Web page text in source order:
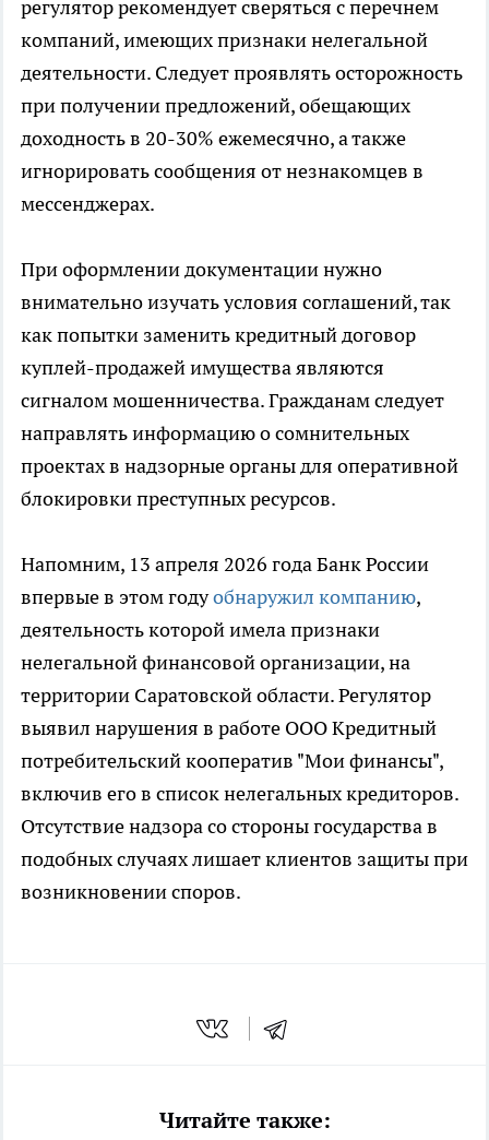
регулятор рекомендует сверяться с перечнем
компаний, имеющих признаки нелегальной
деятельности. Следует проявлять осторожность
при получении предложений, обещающих
доходность в 20-30% ежемесячно, а также
игнорировать сообщения от незнакомцев в
мессенджерах.
При оформлении документации нужно
внимательно изучать условия соглашений, так
как попытки заменить кредитный договор
куплей-продажей имущества являются
сигналом мошенничества. Гражданам следует
направлять информацию о сомнительных
проектах в надзорные органы для оперативной
блокировки преступных ресурсов.
Напомним, 13 апреля 2026 года Банк России
впервые в этом годуобнаружил компанию,
деятельность которой имела признаки
нелегальной финансовой организации, на
территории Саратовской области. Регулятор
выявил нарушения в работе ООО Кредитный
потребительский кооператив "Мои финансы",
включив его в список нелегальных кредиторов.
Отсутствие надзора со стороны государства в
подобных случаях лишает клиентов защиты при
возникновении споров.
Читайте также: